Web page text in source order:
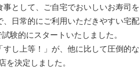
として、ご自宅でおいしいお寿司を
日常的にご利用いただきやすい宅配
験的にスタートいたしました。
し上等！」が、他に比して圧倒的な
を決定しました。